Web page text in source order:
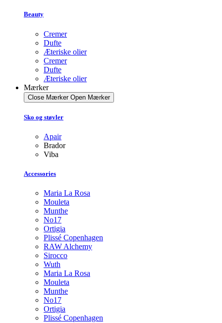
Beauty
Cremer
Dufte
Æteriske olier
Cremer
Dufte
Æteriske olier
Mærker
Close Mærker Open Mærker
Sko og støvler
Apair
Brador
Viba
Accessories
Maria La Rosa
Mouleta
Munthe
No17
Ortigia
Plissé Copenhagen
RAW Alchemy
Sirocco
Wuth
Maria La Rosa
Mouleta
Munthe
No17
Ortigia
Plissé Copenhagen